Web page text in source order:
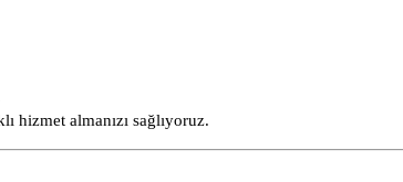
hizmet almanızı sağlıyoruz.